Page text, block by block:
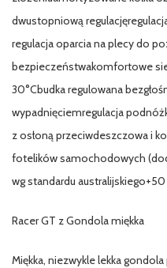
dwustopniową
regulacja oparcia na plecy do
bezpieczeństwakomfortowe
30°Cbudka regulowana
wypadnięciemregulacja
z osłoną przeciwdeszczowa i
fotelików samochodowych
wg standardu australijskiego+50
Racer GT z Gondola miękka
Miękka, niezwykle lekka